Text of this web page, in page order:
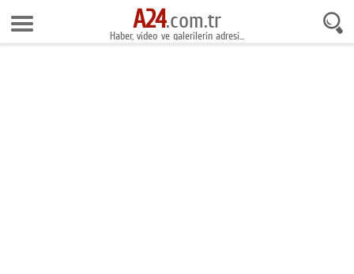
8 Ağustos 2026 13:57:49
Anasayfa
A24.com.tr
Haber, video ve galerilerin adresi...